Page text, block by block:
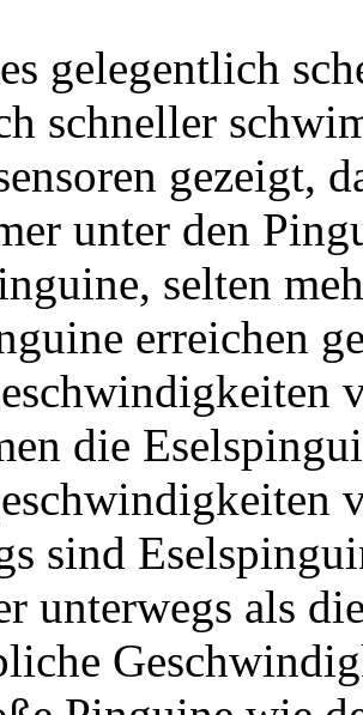
gelegentlich
schneller
gezeigt,
unter den
selten
erreichen
die
sind
unterwegs als